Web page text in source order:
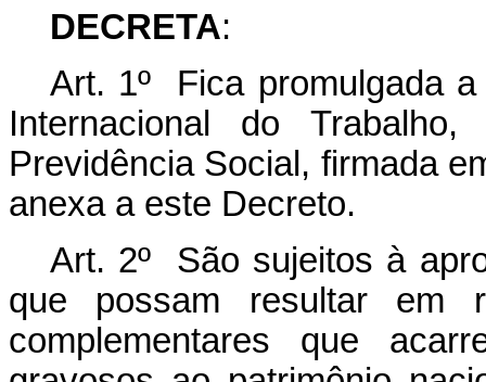
DECRETA:
Art. 1º Fica promulgada
Internacional do
Previdência Social, firmada
anexa a este Decreto.
Art. 2º São sujeitos à
que possam resultar em
complementares que